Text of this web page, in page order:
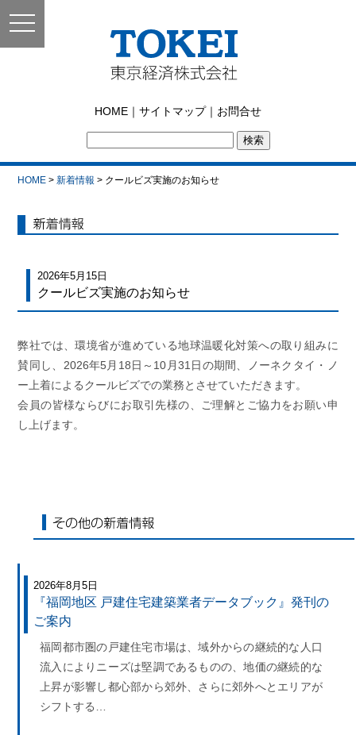
TOKEI
HOME ｜ サイトマップ｜ お問合せ
HOME >新着情報 > クールビズ実施のお知らせ
toggle
navigation
2026年5月15日
クールビズ実施のお知らせ
弊社では、環境省が進めている地球温暖化対策への取り組みに
賛同し、2026年5月18日～10月31日の期間、ノーネクタイ・ノ
ー上着によるクールビズでの業務とさせていただきます。
会員の皆様ならびにお取引先様の、ご理解とご協力をお願い申
し上げます。
2026年8月5日
『福岡地区 戸建住宅建築業者データブック』発刊の
ご案内
福岡都市圏の戸建住宅市場は、域外からの継続的な人口
流入によりニーズは堅調であるものの、地価の継続的な
上昇が影響し都心部から郊外、さらに郊外へとエリアが
シフトする…